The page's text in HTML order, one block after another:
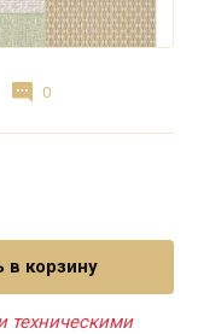
0
в корзину
техническими